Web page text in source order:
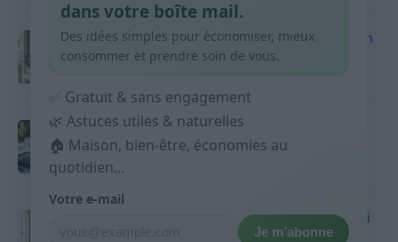
Produits ménagers : comment économiser en
courses sans acheter 10 sprays
Budget mensuel : méthode rapide pour
répartir son salaire dès le jour de paie
9 avril 2026
Sport 10 minutes par jour est-ce utile et quoi
dans votre boîte mail.
Des idées simples pour économiser, mieux
consommer et prendre soin de vous.
✅ Gratuit & sans engagement
🌿 Astuces utiles & naturelles
🏠 Maison, bien-être, économies au
quotidien...
Votre e-mail
Je m’abonne